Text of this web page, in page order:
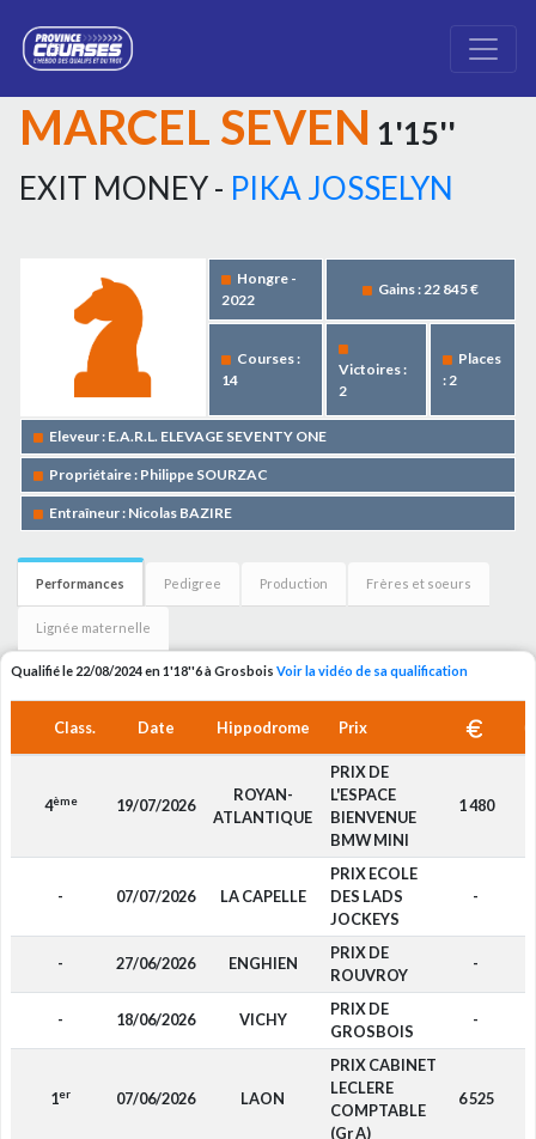
MARCEL SEVEN 1'15''
EXIT MONEY - PIKA JOSSELYN
Hongre -
2022
Gains : 22 845 €
Courses :
14
Victoires :
2
Places
: 2
Eleveur : E.A.R.L. ELEVAGE SEVENTY ONE
Propriétaire : Philippe SOURZAC
Entraîneur : Nicolas BAZIRE
Performances Pedigree Production Frères et soeurs
Lignée maternelle
Qualifié le 22/08/2024 en 1'18''6 à Grosbois Voir la vidéo de sa qualification
Class. Date Hippodrome Prix
4ème 19/07/2026
ROYAN-
ATLANTIQUE
PRIX DE
L'ESPACE
BIENVENUE
BMW MINI
1 480
- 07/07/2026 LA CAPELLE
PRIX ECOLE
DES LADS
JOCKEYS
-
- 27/06/2026 ENGHIEN
PRIX DE
ROUVROY
-
- 18/06/2026 VICHY
PRIX DE
GROSBOIS
-
1er 07/06/2026 LAON
PRIX CABINET
LECLERE
COMPTABLE
(Gr A)
6 525